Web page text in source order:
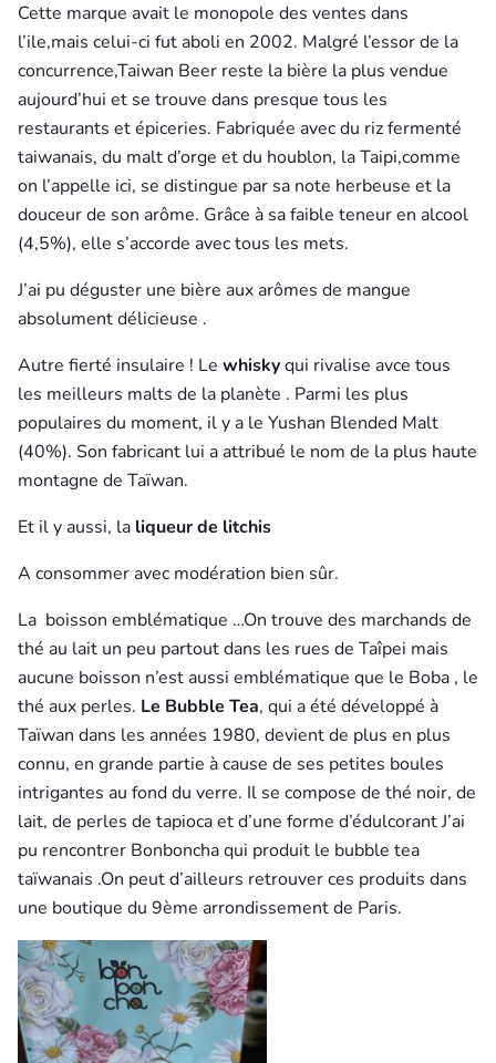
Cette marque avait le monopole des ventes dans
l’ile,mais celui-ci fut aboli en 2002. Malgré l’essor de la
concurrence,Taiwan Beer reste la bière la plus vendue
aujourd’hui et se trouve dans presque tous les
restaurants et épiceries. Fabriquée avec du riz fermenté
taiwanais, du malt d’orge et du houblon, la Taipi,comme
on l’appelle ici, se distingue par sa note herbeuse et la
douceur de son arôme. Grâce à sa faible teneur en alcool
(4,5%), elle s’accorde avec tous les mets.
J’ai pu déguster une bière aux arômes de mangue
absolument délicieuse .
Autre fierté insulaire ! Le whiskyqui rivalise avce tous
les meilleurs malts de la planète . Parmi les plus
populaires du moment, il y a le Yushan Blended Malt
(40%). Son fabricant lui a attribué le nom de la plus haute
montagne de Taïwan.
Et il y aussi, la liqueur de litchis
A consommer avec modération bien sûr.
La boisson emblématique …On trouve des marchands de
thé au lait un peu partout dans les rues de Taîpei mais
aucune boisson n’est aussi emblématique que le Boba , le
thé aux perles. Le Bubble Tea, qui a été développé à
Taïwan dans les années 1980, devient de plus en plus
connu, en grande partie à cause de ses petites boules
intrigantes au fond du verre. Il se compose de thé noir, de
lait, de perles de tapioca et d’une forme d’édulcorant J’ai
pu rencontrer Bonboncha qui produit le bubble tea
taïwanais .On peut d’ailleurs retrouver ces produits dans
une boutique du 9ème arrondissement de Paris.